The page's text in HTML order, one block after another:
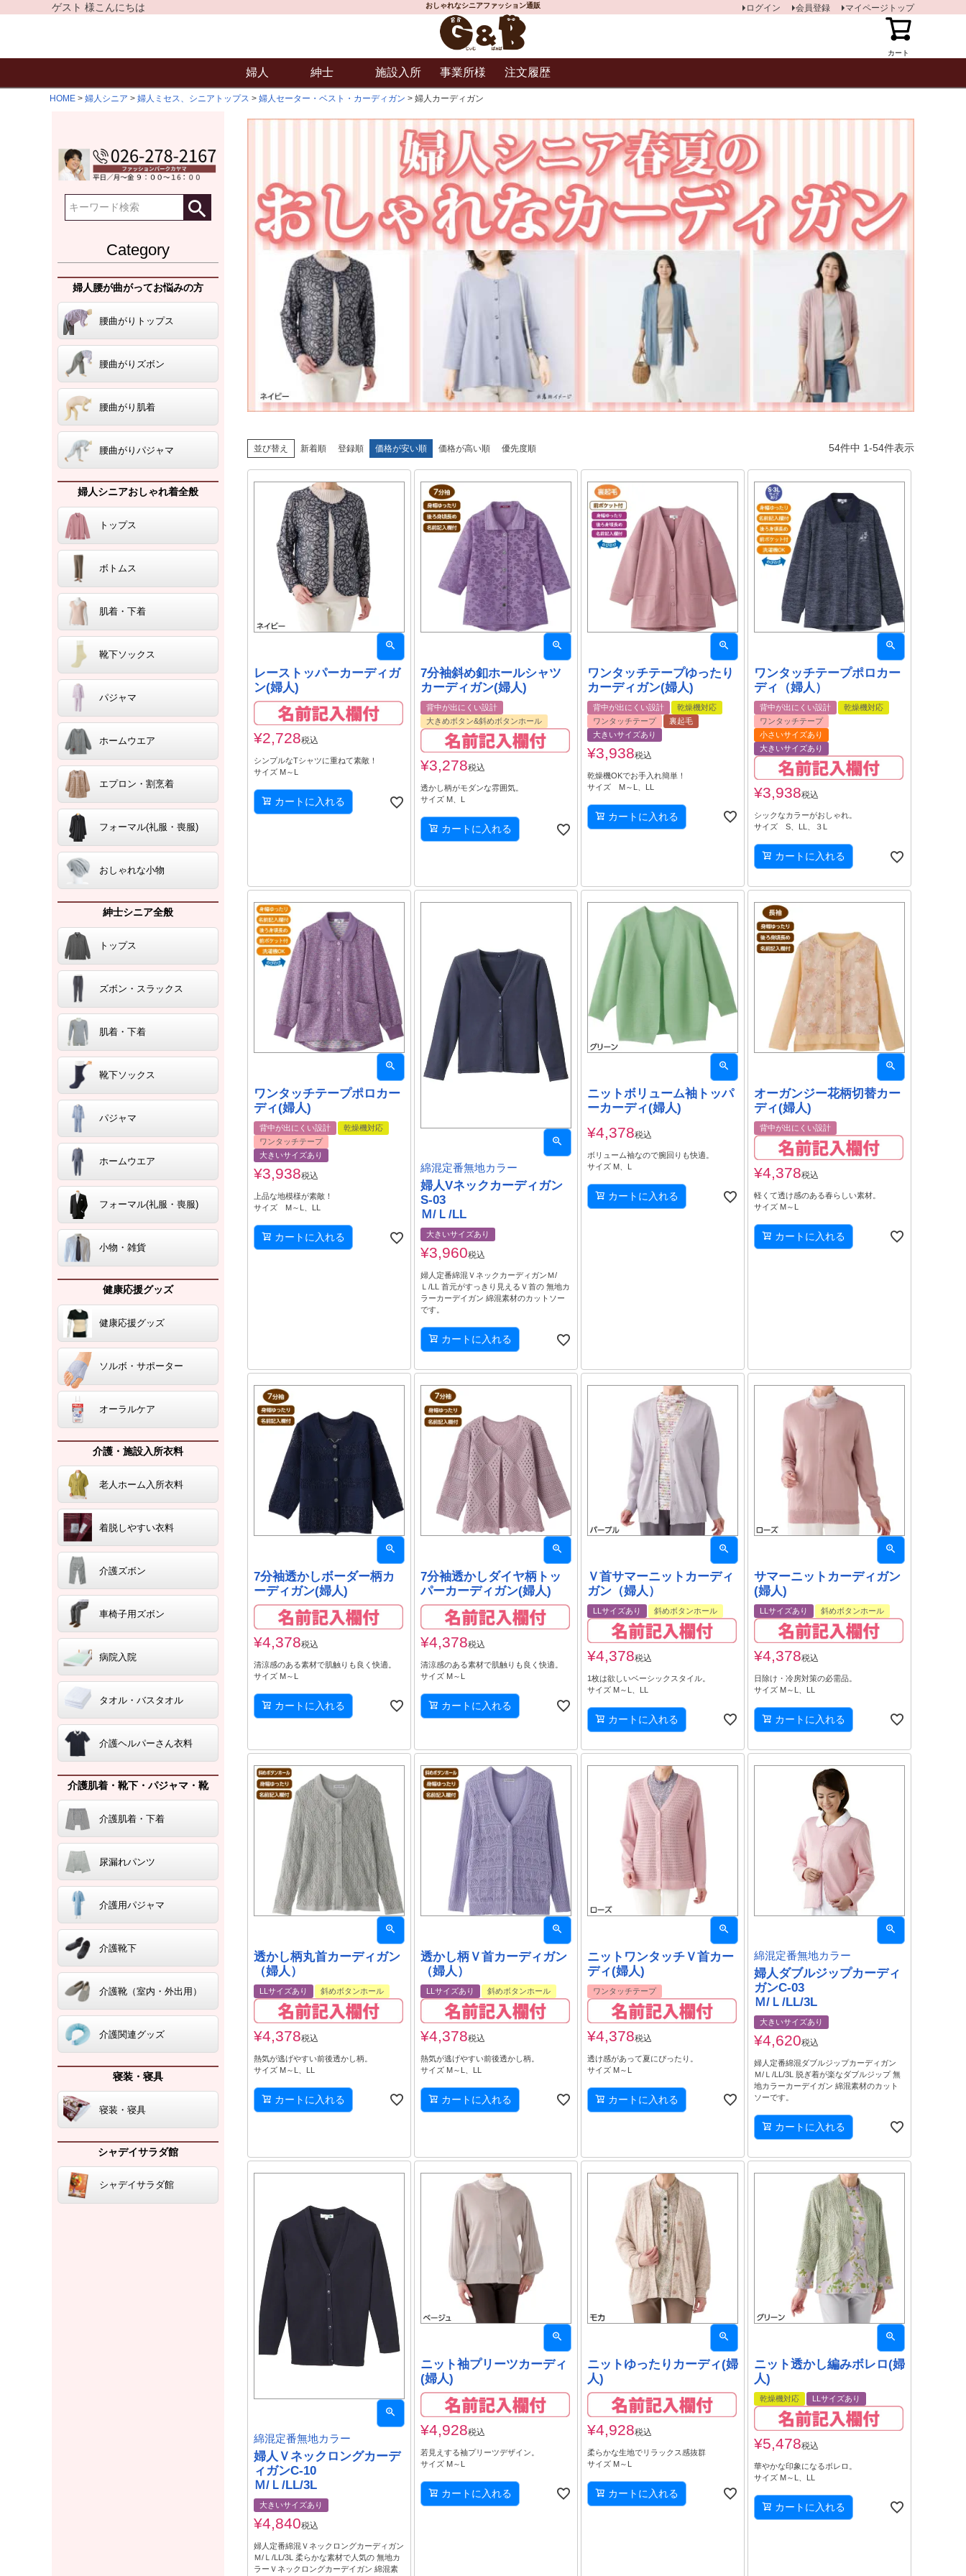
ゲスト 様こんにちは おしゃれなシニアファッション通販
カート
ログイン 会員登録 マイページトップ
婦人 紳士 施設入所 事業所様 注文履歴
HOME 婦人シニア 婦人ミセス、シニアトップス 婦人セーター・ベスト・カーディガン 婦人カーディガン
Category
婦人腰が曲がってお悩みの方
腰曲がりトップス
腰曲がりズボン
腰曲がり肌着
腰曲がりパジャマ
婦人シニアおしゃれ着全般
トップス
ボトムス
肌着・下着
靴下ソックス
パジャマ
ホームウエア
エプロン・割烹着
フォーマル(礼服・喪服)
おしゃれな小物
紳士シニア全般
トップス
ズボン・スラックス
肌着・下着
靴下ソックス
パジャマ
ホームウエア
フォーマル(礼服・喪服)
小物・雑貨
健康応援グッズ
健康応援グッズ
ソルボ・サポーター
オーラルケア
介護・施設入所衣料
老人ホーム入所衣料
着脱しやすい衣料
介護ズボン
車椅子用ズボン
病院入院
タオル・バスタオル
介護ヘルパーさん衣料
介護肌着・靴下・パジャマ・靴
介護肌着・下着
尿漏れパンツ
介護用パジャマ
介護靴下
介護靴（室内・外出用）
介護関連グッズ
寝装・寝具
寝装・寝具
シャデイサラダ館
シャデイサラダ館
並び替え 新着順 登録順 価格が安い順 価格が高い順 優先度順 54件中 1-54件表示
レーストッパーカーディガ
ン(婦人)
¥2,728税込
シンプルなTシャツに重ねて素敵！
サイズ M～L
カートに入れる
7分袖斜め釦ホールシャツ
カーディガン(婦人)
背中が出にくい設計
大きめボタン&斜めボタンホール
¥3,278税込
透かし柄がモダンな雰囲気。
サイズ M、L
カートに入れる
ワンタッチテープゆったり
カーディガン(婦人)
背中が出にくい設計
乾燥機対応
ワンタッチテープ
裏起毛
大きいサイズあり
¥3,938税込
乾燥機OKでお手入れ簡単！
サイズ M～L、LL
カートに入れる
ワンタッチテープポロカー
ディ（婦人）
背中が出にくい設計
乾燥機対応
ワンタッチテープ
小さいサイズあり
大きいサイズあり
¥3,938税込
シックなカラーがおしゃれ。
サイズ S、LL、３L
カートに入れる
ワンタッチテープポロカー
ディ(婦人)
背中が出にくい設計
乾燥機対応
ワンタッチテープ
大きいサイズあり
¥3,938税込
上品な地模様が素敵！
サイズ M～L、LL
カートに入れる
綿混定番無地カラー
婦人Vネックカーディガン
S-03
Ｍ/Ｌ/LL
大きいサイズあり
¥3,960税込
婦人定番綿混ＶネックカーディガンＭ/
Ｌ/LL 首元がすっきり見えるＶ首の 無地カ
ラーカーデイガン 綿混素材のカットソー
です。
カートに入れる
ニットボリューム袖トッパ
ーカーディ(婦人)
¥4,378税込
ボリューム袖なので腕回りも快適。
サイズ M、L
カートに入れる
オーガンジー花柄切替カー
ディ(婦人)
背中が出にくい設計
¥4,378税込
軽くて透け感のある春らしい素材。
サイズ M～L
カートに入れる
7分袖透かしボーダー柄カ
ーディガン(婦人)
¥4,378税込
清涼感のある素材で肌触りも良く快適。
サイズ M～L
カートに入れる
7分袖透かしダイヤ柄トッ
パーカーディガン(婦人)
¥4,378税込
清涼感のある素材で肌触りも良く快適。
サイズ M～L
カートに入れる
Ｖ首サマーニットカーディ
ガン（婦人）
LLサイズあり 斜めボタンホール
¥4,378税込
1枚は欲しいベーシックスタイル。
サイズ M～L、LL
カートに入れる
サマーニットカーディガン
(婦人)
LLサイズあり 斜めボタンホール
¥4,378税込
日除け・冷房対策の必需品。
サイズ M～L、LL
カートに入れる
透かし柄丸首カーディガン
（婦人）
LLサイズあり 斜めボタンホール
¥4,378税込
熱気が逃げやすい前後透かし柄。
サイズ M～L、LL
カートに入れる
透かし柄Ｖ首カーディガン
（婦人）
LLサイズあり 斜めボタンホール
¥4,378税込
熱気が逃げやすい前後透かし柄。
サイズ M～L、LL
カートに入れる
ニットワンタッチＶ首カー
ディ(婦人)
ワンタッチテープ
¥4,378税込
透け感があって夏にぴったり。
サイズ M～L
カートに入れる
綿混定番無地カラー
婦人ダブルジップカーディ
ガンC-03
Ｍ/Ｌ/LL/3L
大きいサイズあり
¥4,620税込
婦人定番綿混ダブルジップカーディガン
Ｍ/Ｌ/LL/3L 脱ぎ着が楽なダブルジップ 無
地カラーカーデイガン 綿混素材のカット
ソーです。
カートに入れる
綿混定番無地カラー
婦人Ｖネックロングカーデ
ィガンC-10
Ｍ/Ｌ/LL/3L
大きいサイズあり
¥4,840税込
婦人定番綿混Ｖネックロングカーディガン
Ｍ/Ｌ/LL/3L 柔らかな素材で人気の 無地カ
ラーＶネックロングカーデイガン 綿混素
ニット袖プリーツカーディ
(婦人)
¥4,928税込
若見えする袖プリーツデザイン。
サイズ M～L
カートに入れる
ニットゆったりカーディ(婦
人)
¥4,928税込
柔らかな生地でリラックス感抜群
サイズ M～L
カートに入れる
ニット透かし編みボレロ(婦
人)
乾燥機対応 LLサイズあり
¥5,478税込
華やかな印象になるボレロ。
サイズ M～L、LL
カートに入れる